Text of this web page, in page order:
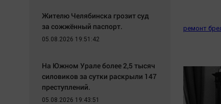
ремонт
Жителю Челябинска грозит суд
за сожжённый паспорт.
05.08.2026 19:51:42
На Южном Урале более 2,5 тысяч
силовиков за сутки раскрыли 147
преступлений.
05.08.2026 19:43:51